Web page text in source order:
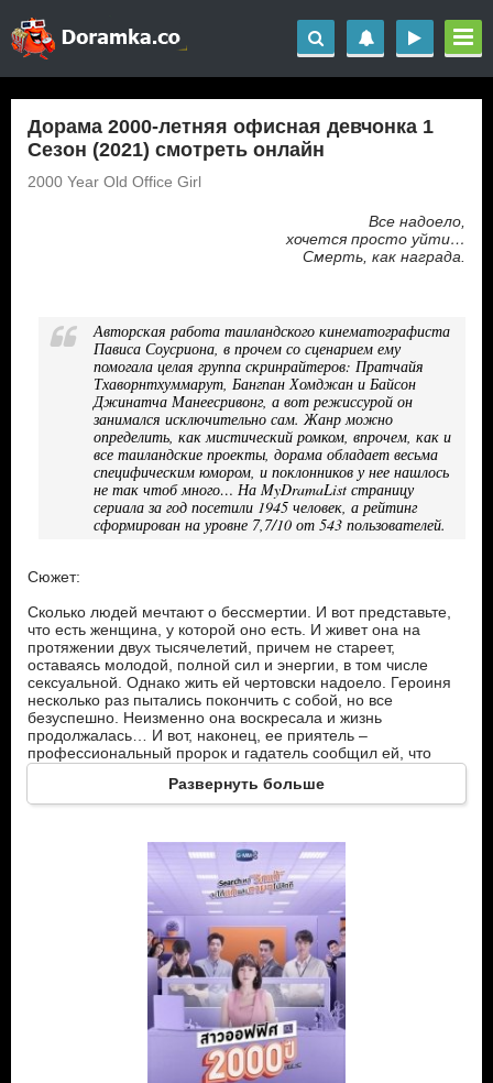
Дорама 2000-летняя офисная девчонка 1
Сезон (2021) смотреть онлайн
2000 Year Old Office Girl
Все надоело,
хочется просто уйти…
Смерть, как награда.
Авторская работа таиландского кинематографиста
Пависа Соусриона, в прочем со сценарием ему
помогала целая группа скринрайтеров: Пратчайя
Тхаворнтхуммарут, Бангпан Хомджан и Байсон
Джинатча Манеесривонг, а вот режиссурой он
занимался исключительно сам. Жанр можно
определить, как мистический ромком, впрочем, как и
все таиландские проекты, дорама обладает весьма
специфическим юмором, и поклонников у нее нашлось
не так чтоб много… На MyDramaList страницу
сериала за год посетили 1945 человек, а рейтинг
сформирован на уровне 7,7/10 от 543 пользователей.
Сюжет:
Сколько людей мечтают о бессмертии. И вот представьте,
что есть женщина, у которой оно есть. И живет она на
протяжении двух тысячелетий, причем не стареет,
оставаясь молодой, полной сил и энергии, в том числе
сексуальной. Однако жить ей чертовски надоело. Героиня
несколько раз пытались покончить с собой, но все
безуспешно. Неизменно она воскресала и жизнь
продолжалась… И вот, наконец, ее приятель –
профессиональный пророк и гадатель сообщил ей, что
если в течение года она влюбится по настоящему, обретя
любовь на всю оставшуюся жизнь, то сможет утратить свой
дар вечной жизни, состарится, как все и умрет своей
поклонника, и как же определить, кто из них тот самый?
Момай – девушка 2000 лет от роду. Не болеет, не стареет,
Кратинг – лучший друг героини и известный предсказатель
Тхавин – первый претендент. Трудолюбивый и щедрый
Кхун Пром – второй влюбленный. Крупнейший клиент их
Развернуть больше